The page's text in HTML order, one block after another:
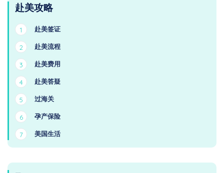
赴美攻略
1 赴美签证
2 赴美流程
3 赴美费用
4 赴美答疑
5 过海关
6 孕产保险
7 美国生活